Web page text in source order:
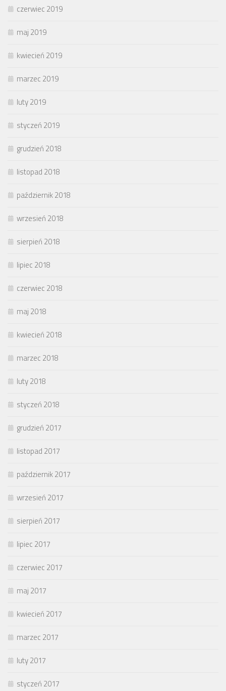
czerwiec 2019
maj 2019
kwiecień 2019
marzec 2019
luty 2019
styczeń 2019
grudzień 2018
listopad 2018
październik 2018
wrzesień 2018
sierpień 2018
lipiec 2018
czerwiec 2018
maj 2018
kwiecień 2018
marzec 2018
luty 2018
styczeń 2018
grudzień 2017
listopad 2017
październik 2017
wrzesień 2017
sierpień 2017
lipiec 2017
czerwiec 2017
maj 2017
kwiecień 2017
marzec 2017
luty 2017
styczeń 2017